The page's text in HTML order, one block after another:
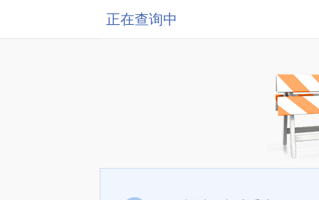
正在查询中